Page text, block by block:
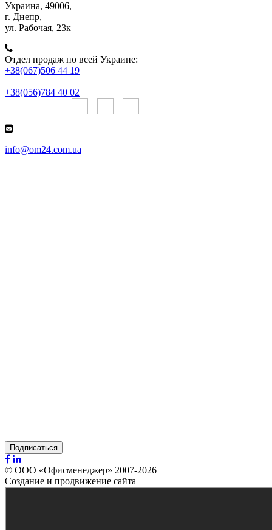
Украина, 49006,
г. Днепр,
ул. Рабочая, 23к
Отдел продаж по всей Украине:
+38(067)506 44 19
+38(056)784 40 02
info@om24.com.ua
Подписаться
© ООО «Офисменеджер» 2007-2026
Создание и продвижение сайта